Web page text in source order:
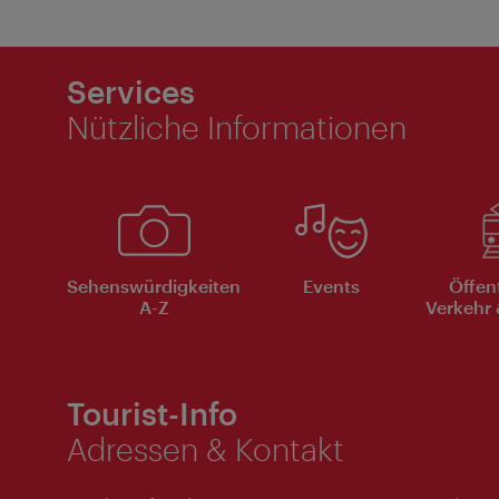
Services
Nützliche Informationen
Sehenswürdigkeiten
A-Z
Events
Verkehr
Tourist-Info
Adressen & Kontakt